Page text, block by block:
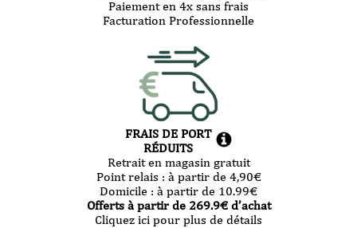
Paiement en 4x sans frais
Facturation Professionnelle
FRAIS DE PORT
RÉDUITS
Retrait en magasin gratuit
Point relais : à partir de 4,90€
Domicile : à partir de 10.99€
Offerts à partir de 269.9€ d’achat
Cliquez ici pour plus de détails